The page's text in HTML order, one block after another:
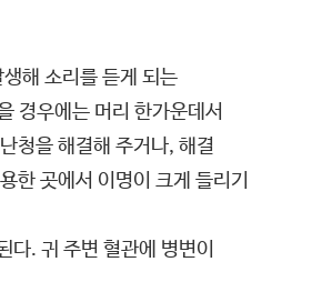
해 소리를 듣게 되는
경우에는 머리 한가운데서
청을 해결해 주거나, 해결
한 곳에서 이명이 크게 들리기
. 귀 주변 혈관에 병변이